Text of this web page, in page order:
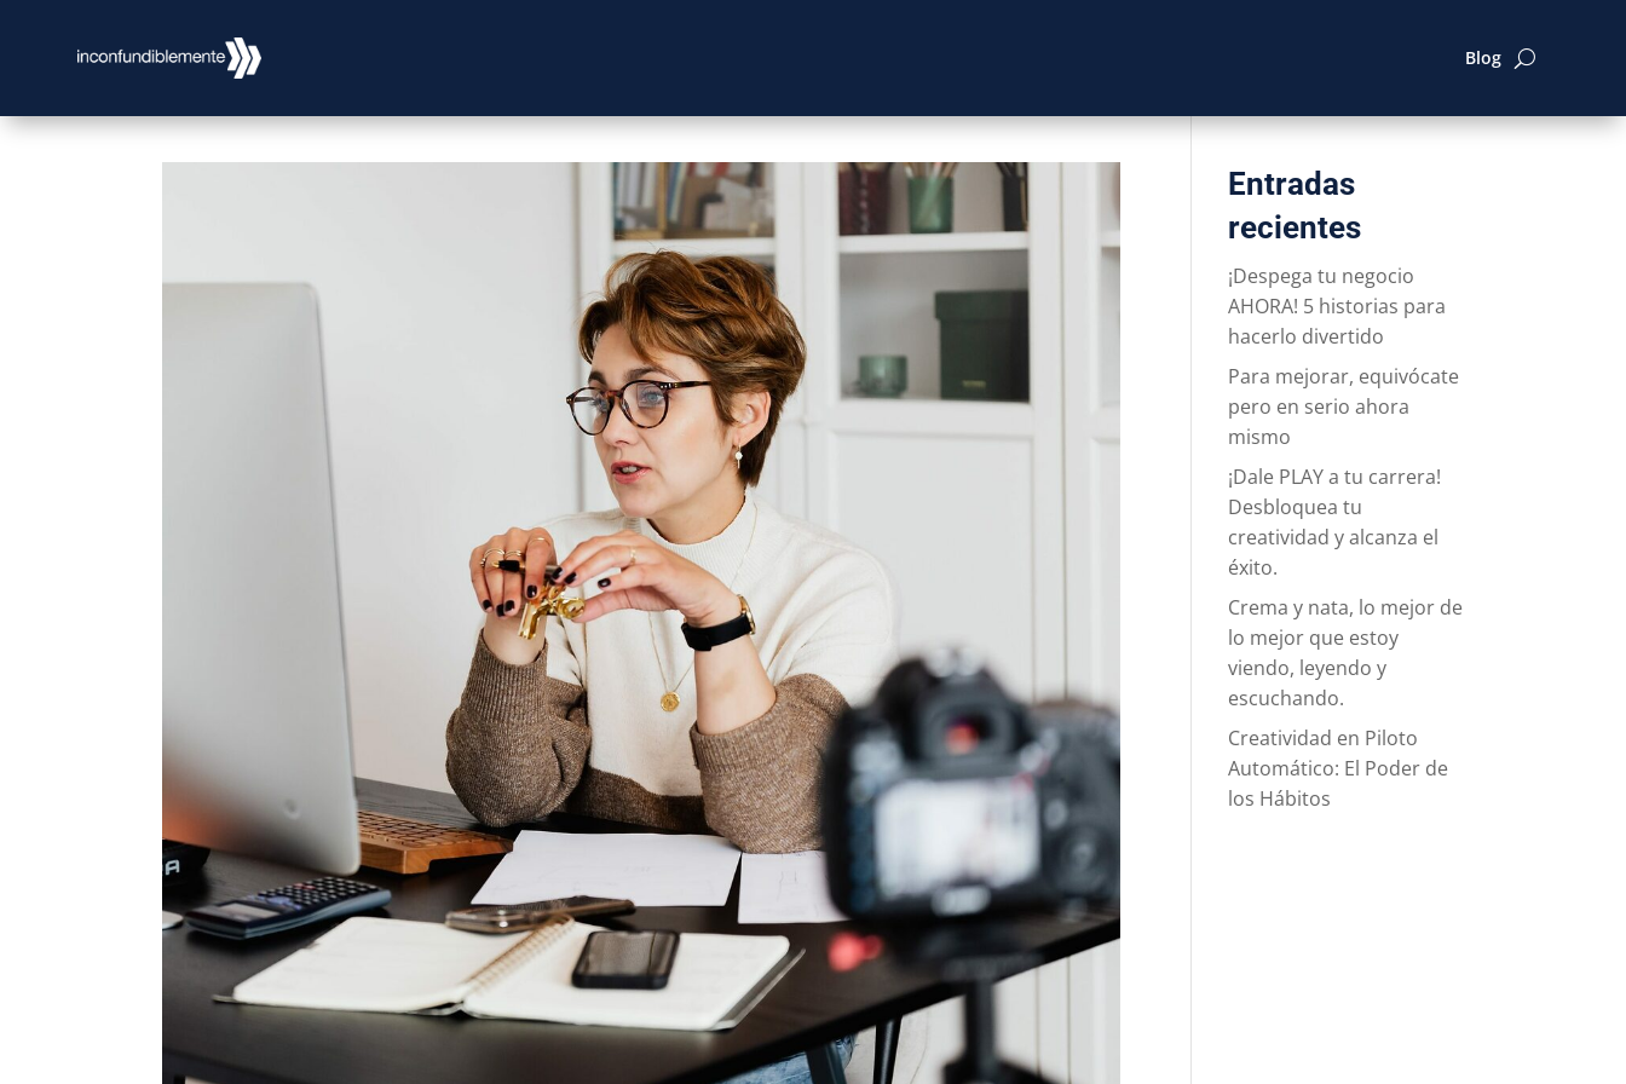
Blog
Entradas
recientes
¡Despega tu negocio
AHORA! 5 historias para
hacerlo divertido
Para mejorar, equivócate
pero en serio ahora
mismo
¡Dale PLAY a tu carrera!
Desbloquea tu
creatividad y alcanza el
éxito.
Crema y nata, lo mejor de
lo mejor que estoy
viendo, leyendo y
escuchando.
Creatividad en Piloto
Automático: El Poder de
los Hábitos